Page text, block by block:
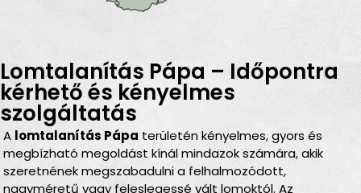
Lomtalanítás Pápa – Időpontra
kérhető és kényelmes
szolgáltatás
A lomtalanítás Pápa területén kényelmes, gyors és
megbízható megoldást kínál mindazok számára, akik
szeretnének megszabadulni a felhalmozódott,
nagyméretű vagy feleslegessé vált lomoktól. Az